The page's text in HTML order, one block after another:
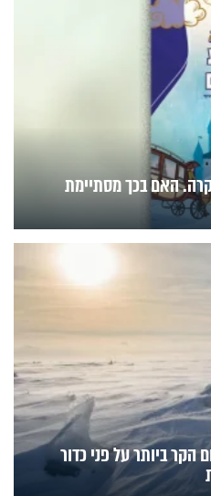
האם בכך מסתיימת
ביותר על פני כדור